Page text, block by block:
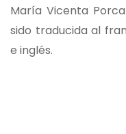
María Vicenta
sido traducida al
e inglés.